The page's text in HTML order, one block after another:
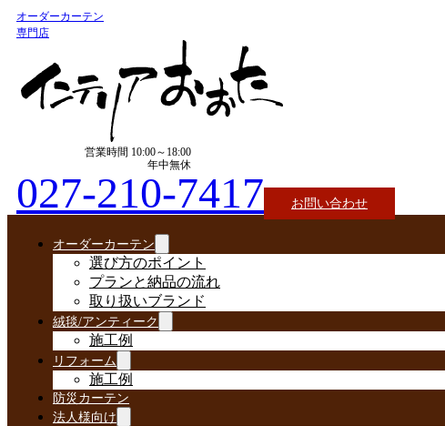
オーダーカーテン
専門店
営業時間 10:00～18:00
年中無休
027-210-7417 お問い合わせ
オーダーカーテン
選び方のポイント
プランと納品の流れ
取り扱いブランド
絨毯/アンティーク
施工例
リフォーム
施工例
防災カーテン
法人様向け